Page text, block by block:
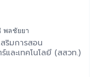
พลชัยยา
ริมการสอน
และเทคโนโลยี (สสวท.)